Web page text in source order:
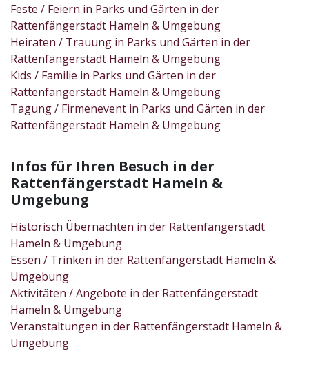
Feste / Feiern in Parks und Gärten in der
Rattenfängerstadt Hameln & Umgebung
Heiraten / Trauung in Parks und Gärten in der
Rattenfängerstadt Hameln & Umgebung
Kids / Familie in Parks und Gärten in der
Rattenfängerstadt Hameln & Umgebung
Tagung / Firmenevent in Parks und Gärten in der
Rattenfängerstadt Hameln & Umgebung
Infos für Ihren Besuch in der
Rattenfängerstadt Hameln &
Umgebung
Historisch Übernachten in der Rattenfängerstadt
Hameln & Umgebung
Essen / Trinken in der Rattenfängerstadt Hameln &
Umgebung
Aktivitäten / Angebote in der Rattenfängerstadt
Hameln & Umgebung
Veranstaltungen in der Rattenfängerstadt Hameln &
Umgebung